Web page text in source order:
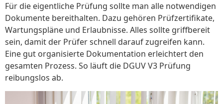
Für die eigentliche Prüfung sollte man alle notwendigen
Dokumente bereithalten. Dazu gehören Prüfzertifikate,
Wartungspläne und Erlaubnisse. Alles sollte griffbereit
sein, damit der Prüfer schnell darauf zugreifen kann.
Eine gut organisierte Dokumentation erleichtert den
gesamten Prozess. So läuft die DGUV V3 Prüfung
reibungslos ab.